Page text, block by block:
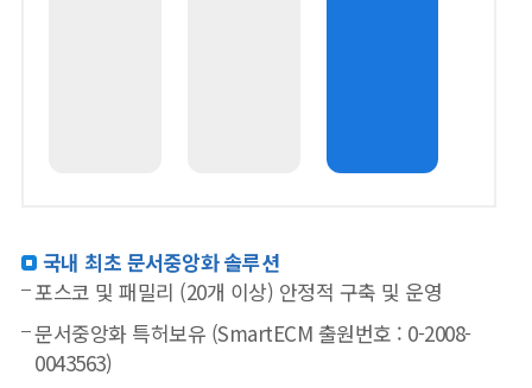
국내 최초 문서중앙화 솔루션
포스코 및 패밀리 (20개 이상) 안정적 구축 및 운영
문서중앙화 특허보유 (SmartECM 출원번호 : 0-2008-
0043563)